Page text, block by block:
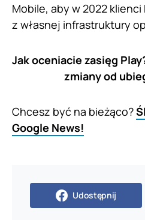
Mobile, aby w 2022
z własnej infrastruktury
Jak oceniacie zasięg
zmiany od
Chcesz być na bieżąco?
Google News!
Udostępnij